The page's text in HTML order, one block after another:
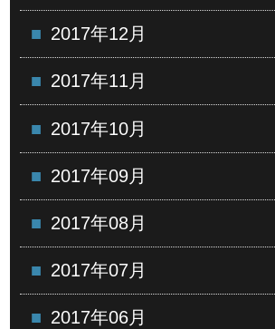
2017年12月
2017年11月
2017年10月
2017年09月
2017年08月
2017年07月
2017年06月